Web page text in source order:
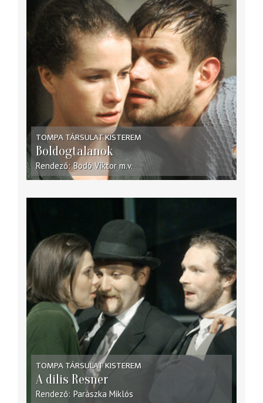
TOMPA TÁRSULAT KISTEREM
Boldogtalanok
Rendező Bodó Viktor m.v.
TOMPA TÁRSULAT KISTEREM
A dilis Resner
Rendező Parászka Miklós